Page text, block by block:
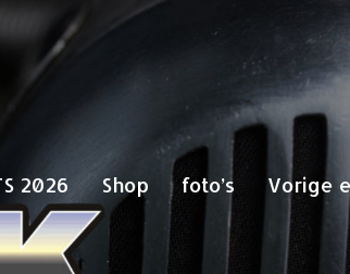
2026 Shop foto’s Vorige